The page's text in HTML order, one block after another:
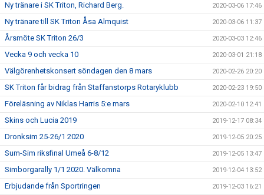
Ny tränare i SK Triton, Richard Berg. 2020-03-06 17:46
Ny tränare till SK Triton Åsa Almquist 2020-03-06 11:37
Årsmöte SK Triton 26/3 2020-03-03 12:46
Vecka 9 och vecka 10 2020-03-01 21:18
Välgörenhetskonsert söndagen den 8 mars 2020-02-26 20:20
SK Triton får bidrag från Staffanstorps Rotaryklubb 2020-02-23 19:50
Föreläsning av Niklas Harris 5:e mars 2020-02-10 12:41
Skins och Lucia 2019 2019-12-17 08:34
Dronksim 25-26/1 2020 2019-12-05 20:25
Sum-Sim riksfinal Umeå 6-8/12 2019-12-05 13:47
Simborgarally 1/1 2020. Välkomna 2019-12-04 13:52
Erbjudande från Sportringen 2019-12-03 16:21